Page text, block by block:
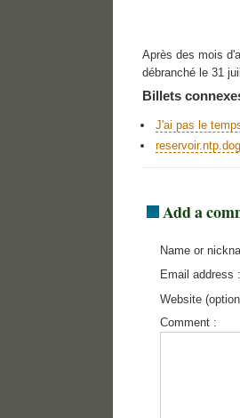
Après des mois
débranché le 31
Billets
J'ai pas le
Add a
Name or
Email address :
Website
Comment :